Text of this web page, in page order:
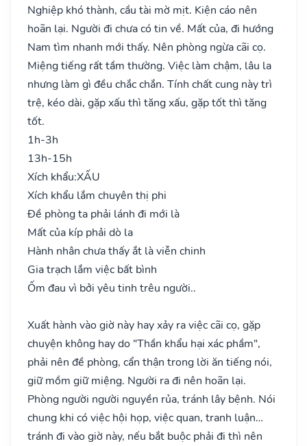
Nghiệp khó thành, cầu tài mờ mịt. Kiện cáo nên
hoãn lại. Người đi chưa có tin về. Mất của, đi hướng
Nam tìm nhanh mới thấy. Nên phòng ngừa cãi cọ.
Miệng tiếng rất tầm thường. Việc làm chậm, lâu la
nhưng làm gì đều chắc chắn. Tính chất cung này trì
trệ, kéo dài, gặp xấu thì tăng xấu, gặp tốt thì tăng
tốt.
1h-3h
13h-15h
Xích khẩu:XẤU
Xích khẩu lắm chuyên thị phi
Đề phòng ta phải lánh đi mới là
Mất của kíp phải dò la
Hành nhân chưa thấy ắt là viễn chinh
Gia trạch lắm việc bất bình
Ốm đau vì bởi yêu tinh trêu người..
Xuất hành vào giờ này hay xảy ra việc cãi cọ, gặp
chuyện không hay do "Thần khẩu hại xác phầm",
phải nên đề phòng, cẩn thận trong lời ăn tiếng nói,
giữ mồm giữ miệng. Người ra đi nên hoãn lại.
Phòng người người nguyền rủa, tránh lây bệnh. Nói
chung khi có việc hội họp, việc quan, tranh luận…
tránh đi vào giờ này, nếu bắt buộc phải đi thì nên